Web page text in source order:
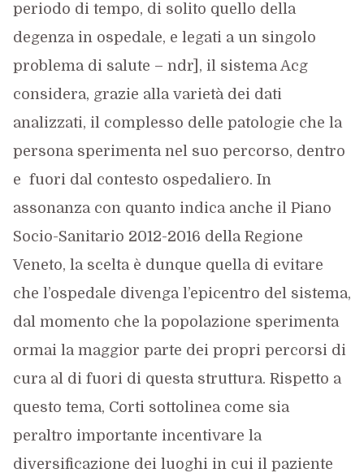
periodo di tempo, di solito quello della
degenza in ospedale, e legati a un singolo
problema di salute – ndr], il sistema Acg
considera, grazie alla varietà dei dati
analizzati, il complesso delle patologie che la
persona sperimenta nel suo percorso, dentro
e fuori dal contesto ospedaliero. In
assonanza con quanto indica anche il Piano
Socio-Sanitario 2012-2016 della Regione
Veneto, la scelta è dunque quella di evitare
che l’ospedale divenga l’epicentro del sistema,
dal momento che la popolazione sperimenta
ormai la maggior parte dei propri percorsi di
cura al di fuori di questa struttura. Rispetto a
questo tema, Corti sottolinea come sia
peraltro importante incentivare la
diversificazione dei luoghi in cui il paziente